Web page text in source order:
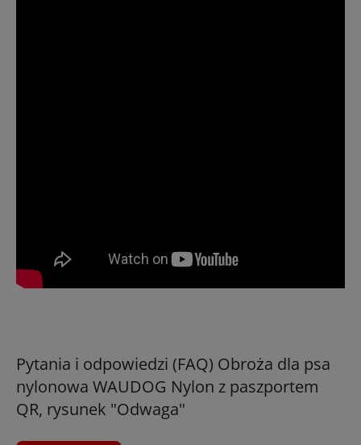
Pytania i odpowiedzi (FAQ) Obroża dla psa
nylonowa WAUDOG Nylon z paszportem
QR, rysunek "Odwaga"